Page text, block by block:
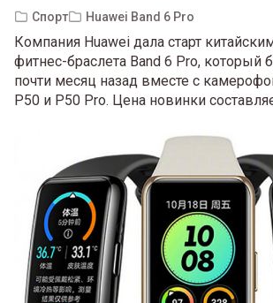
Спорт Huawei Band 6 Pro
Компания Huawei дала старт
фитнес-браслета Band 6 Pro, который
почти месяц назад вместе с
P50 и P50 Pro. Цена новинки